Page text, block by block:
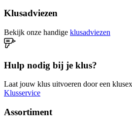
Klusadviezen
Bekijk onze handige klusadviezen
Hulp nodig bij je klus?
Laat jouw klus uitvoeren door een
Klusservice
Assortiment